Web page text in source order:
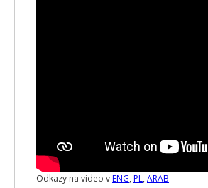
Odkazy na video vENG, PL, ARAB